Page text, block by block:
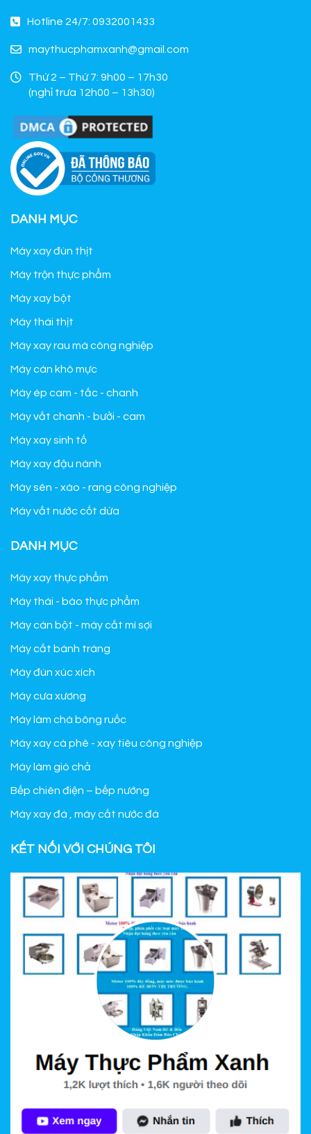
Hotline 24/7: 0932001433
maythucphamxanh@gmail.com
Thứ 2 – Thứ 7: 9h00 – 17h30
(nghỉ trưa 12h00 – 13h30)
DANH MỤC
Máy xay đùn thịt
Máy trộn thực phẩm
Máy xay bột
Máy thái thịt
Máy xay rau má công nghiệp
Máy cán khô mực
Máy ép cam - tắc - chanh
Máy vắt chanh - bưởi - cam
Máy xay sinh tố
Máy xay đậu nành
Máy sên - xào - rang công nghiệp
Máy vắt nước cốt dừa
DANH MỤC
Máy xay thực phẩm
Máy thái - bào thực phẩm
Máy cán bột - máy cắt mì sợi
Máy cắt bánh tráng
Máy đùn xúc xích
Máy cưa xương
Máy làm chà bông ruốc
Máy xay cà phê - xay tiêu công nghiệp
Máy làm giò chả
Bếp chiên điện – bếp nướng
Máy xay đá , máy cắt nước đá
KẾT NỐI VỚI CHÚNG TÔI